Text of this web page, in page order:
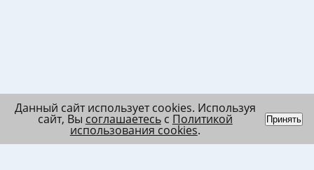
Данный сайт использует cookies. Используя
сайт, Вы соглашаетесьс Политикой
использования cookies.
Принять